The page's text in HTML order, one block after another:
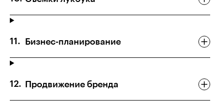
Бизнес-планирование
Продвижение бренда